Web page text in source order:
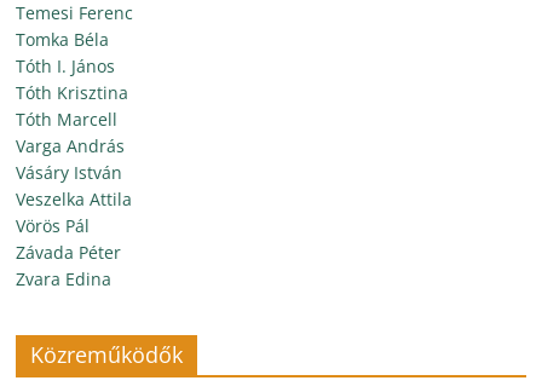
Temesi Ferenc
Tomka Béla
Tóth I. János
Tóth Krisztina
Tóth Marcell
Varga András
Vásáry István
Veszelka Attila
Vörös Pál
Závada Péter
Zvara Edina
Közreműködők